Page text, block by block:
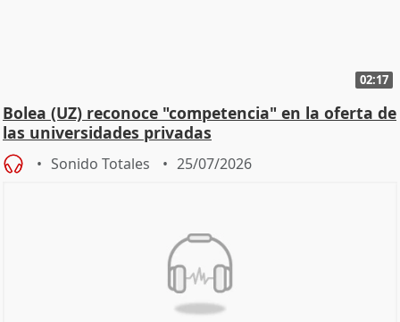
02:17
Bolea (UZ) reconoce "competencia" en la oferta de
las universidades privadas
Sonido Totales 25/07/2026